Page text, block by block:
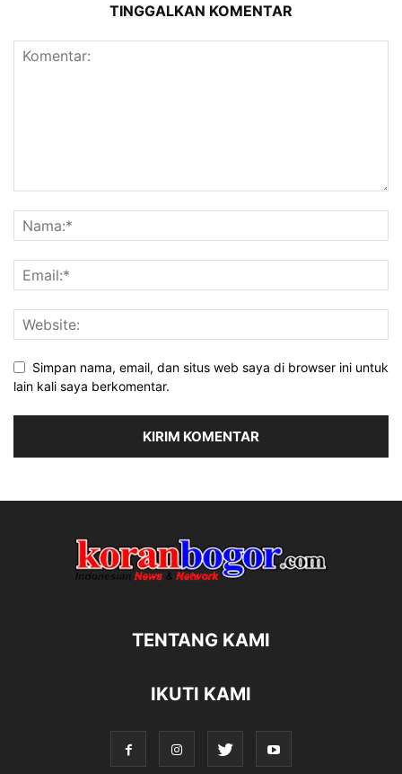
TINGGALKAN KOMENTAR
Simpan nama, email, dan situs web saya di browser ini untuk
lain kali saya berkomentar.
TENTANG KAMI
IKUTI KAMI